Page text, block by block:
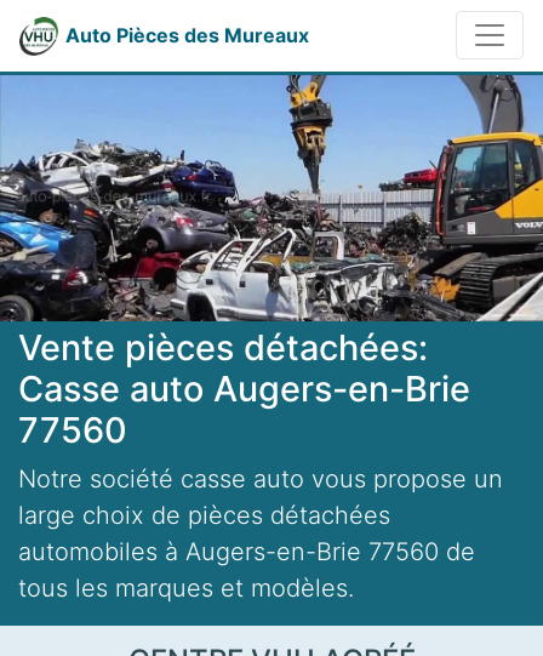
Auto Pièces des Mureaux
Vente pièces détachées:
Casse auto Augers-en-Brie
77560
Notre société casse auto vous propose un
large choix de pièces détachées
automobiles à Augers-en-Brie 77560 de
tous les marques et modèles.